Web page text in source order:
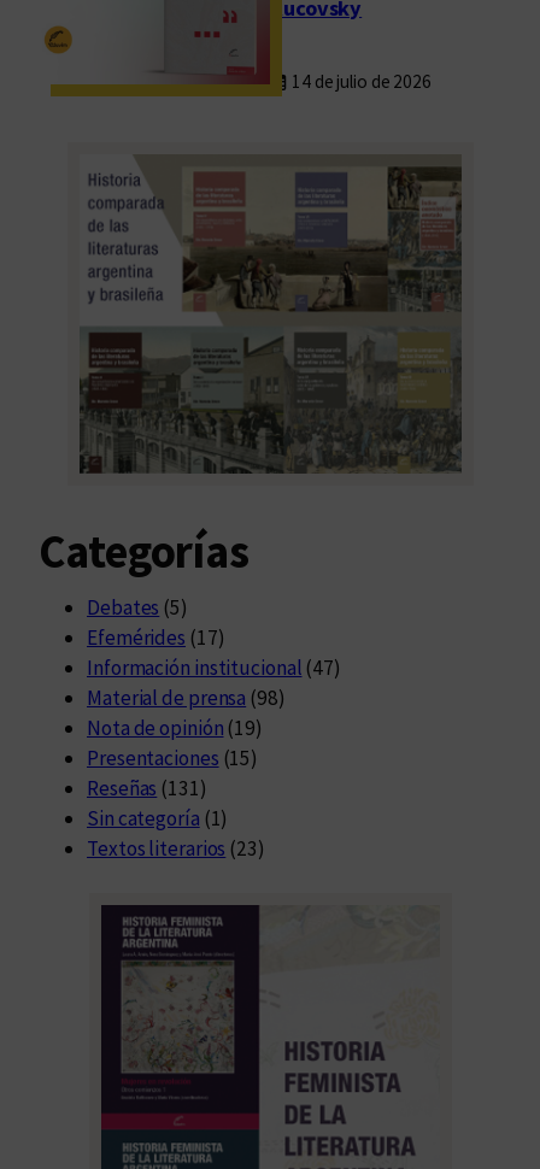
Rucovsky
14 de julio de 2026
Categorías
Debates (5)
Efemérides (17)
Información institucional (47)
Material de prensa (98)
Nota de opinión (19)
Presentaciones (15)
Reseñas (131)
Sin categoría (1)
Textos literarios (23)